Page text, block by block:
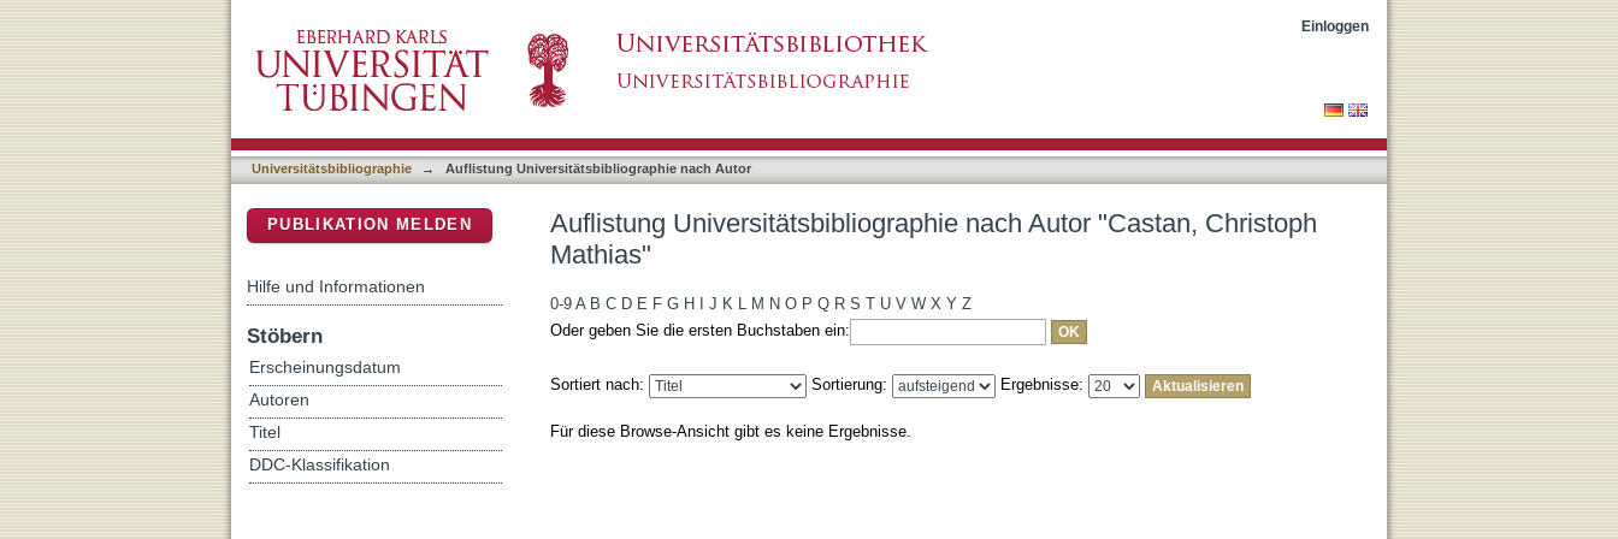
Einloggen
Universitätsbibliographie → Auflistung Universitätsbibliographie nach Autor
Auflistung Universitätsbibliographie nach Autor "Castan, Christoph
Mathias"
0-9 A B C D E F G H J K L M N O P Q R S T U V W X Y Z
Oder geben Sie die ersten Buchstaben ein:
Sortiert nach: Sortierung: Ergebnisse:
Für diese Browse-Ansicht gibt es keine Ergebnisse.
PUBLIKATION MELDEN
Hilfe und Informationen
Stöbern
Erscheinungsdatum
Autoren
Titel
DDC-Klassifikation